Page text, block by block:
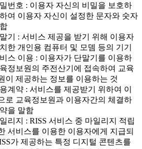
번호 : 이용자 자신의 비밀을 보호하
여 이용자 자신이 설정한 문자와 숫자
기 : 서비스 제공을 받기 위해 이용자
한 개인용 컴퓨터 및 모뎀 등의 기기
스 이용 : 이용자가 단말기를 이용하
정보원의 주전산기에 접속하여 교육
이 제공하는 정보를 이용하는 것
계약 : 서비스를 제공받기 위하여 이
로 교육정보원과 이용자간의 체결하
을 말함
리지 : RISS 서비스 중 마일리지 적립
서비스를 이용한 이용자에게 지급되
가 제공하는 특정 디지털 콘텐츠를